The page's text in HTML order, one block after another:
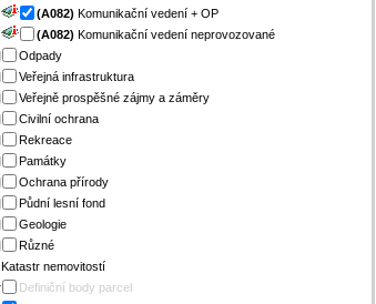
(A082) Komunikační vedení + OP
(A082) Komunikační vedení neprovozované
Odpady
Veřejná infrastruktura
Veřejně prospěšné zájmy a záměry
Civilní ochrana
Rekreace
Památky
Ochrana přírody
Půdní lesní fond
Geologie
Různé
Katastr nemovitostí
Definiční body parcel